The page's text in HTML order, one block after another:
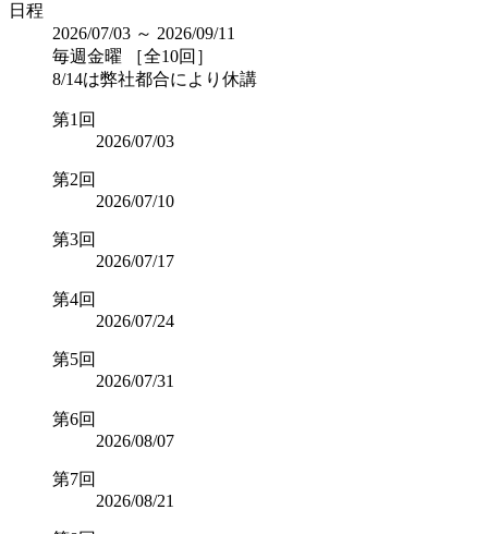
日程
2026/07/03 ～ 2026/09/11
毎週金曜 ［全10回］
8/14は弊社都合により休講
第1回
2026/07/03
第2回
2026/07/10
第3回
2026/07/17
第4回
2026/07/24
第5回
2026/07/31
第6回
2026/08/07
第7回
2026/08/21